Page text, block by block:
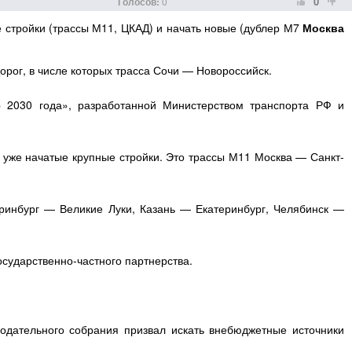
стройки (трассы М11, ЦКАД) и начать новые (дублер М7 Москва
в числе которых трасса Сочи — Новороссийск.
года», разработанной Министерством транспорта РФ и
уже начатые крупные стройки. Это трассы М11 Москва — Санкт-
— Великие Луки, Казань — Екатеринбург, Челябинск —
частного партнерства.
собрания призвал искать внебюджетные источники